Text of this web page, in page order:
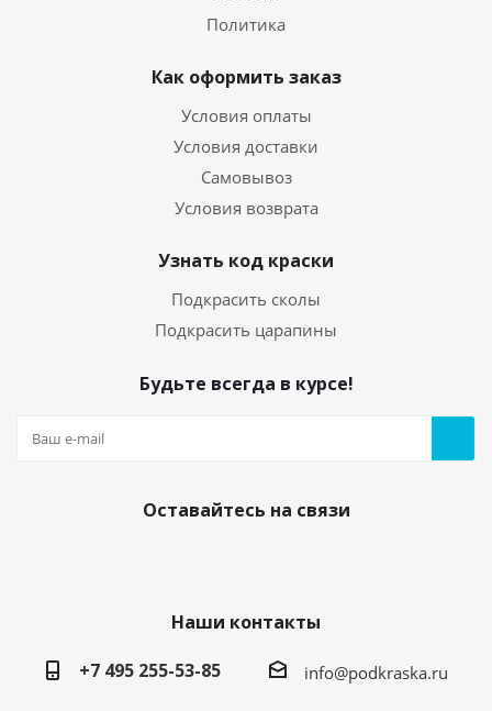
Политика
Как оформить заказ
Условия оплаты
Условия доставки
Самовывоз
Условия возврата
Узнать код краски
Подкрасить сколы
Подкрасить царапины
Будьте всегда в курсе!
Оставайтесь на связи
Наши контакты
+7 495 255-53-85
info@podkraska.ru